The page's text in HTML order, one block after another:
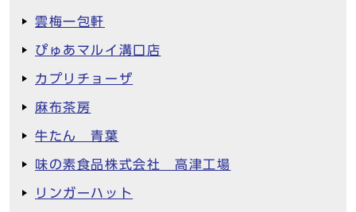
雲梅一包軒
ぴゅあマルイ溝口店
カプリチョーザ
麻布茶房
牛たん 青葉
味の素食品株式会社 高津工場
リンガーハット